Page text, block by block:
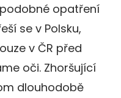
opatření
se v Polsku,
v ČR před
oči. Zhoršující
dlouhodobě